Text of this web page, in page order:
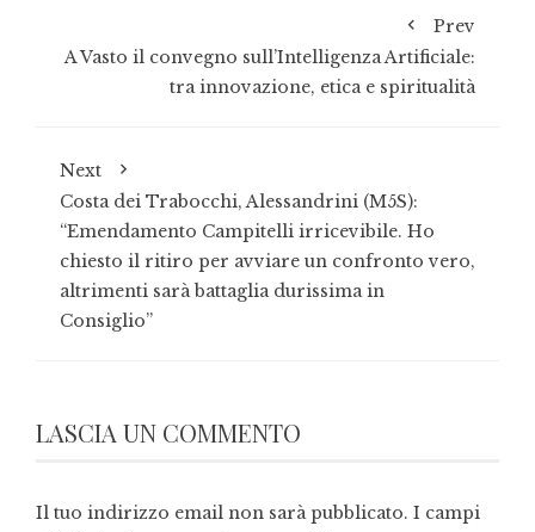
Prev
A Vasto il convegno sull’Intelligenza Artificiale:
tra innovazione, etica e spiritualità
Next
Costa dei Trabocchi, Alessandrini (M5S):
“Emendamento Campitelli irricevibile. Ho
chiesto il ritiro per avviare un confronto vero,
altrimenti sarà battaglia durissima in
Consiglio”
LASCIA UN COMMENTO
Il tuo indirizzo email non sarà pubblicato. I campi